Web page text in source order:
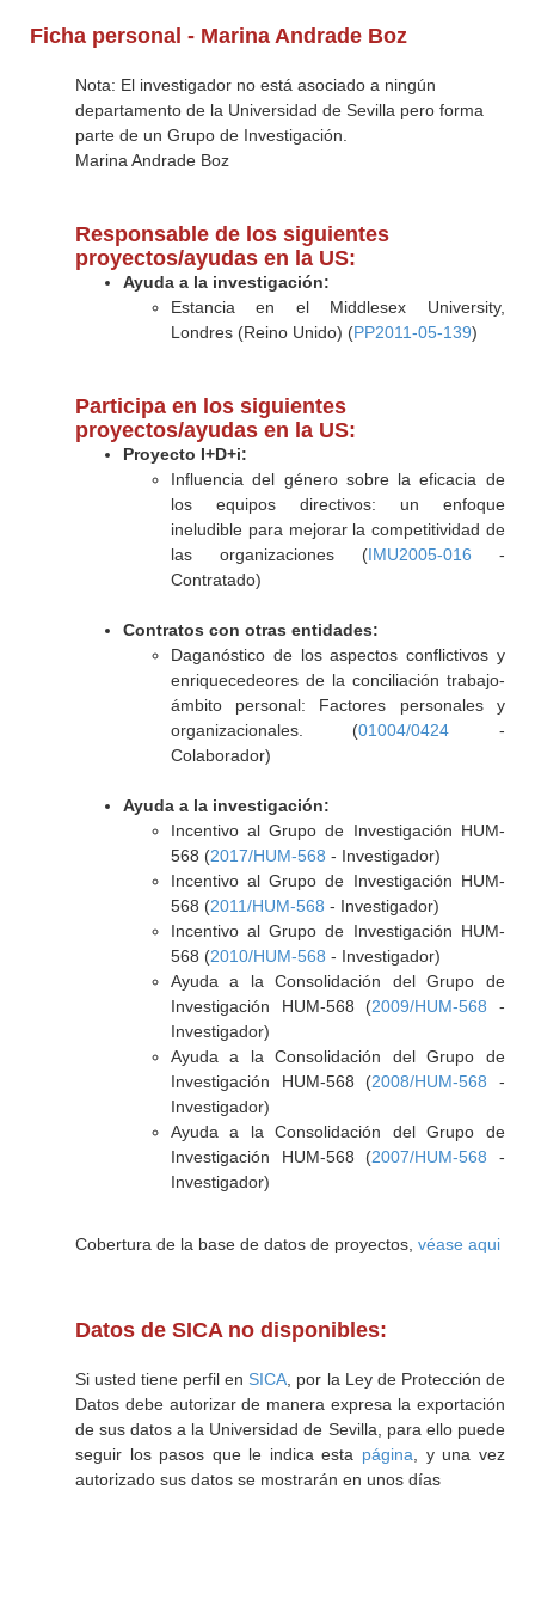
Ficha personal - Marina Andrade Boz
Nota: El investigador no está asociado a ningún
departamento de la Universidad de Sevilla pero forma
parte de un Grupo de Investigación.
Marina Andrade Boz
Responsable de los siguientes
proyectos/ayudas en la US:
Ayuda a la investigación:
Estancia en el Middlesex University,
Londres (Reino Unido) (PP2011-05-139)
Participa en los siguientes
proyectos/ayudas en la US:
Proyecto I+D+i:
Influencia del género sobre la eficacia de
los equipos directivos: un enfoque
ineludible para mejorar la competitividad de
las organizaciones (IMU2005-016 -
Contratado)
Contratos con otras entidades:
Daganóstico de los aspectos conflictivos y
enriquecedeores de la conciliación trabajo-
ámbito personal: Factores personales y
organizacionales. (01004/0424 -
Colaborador)
Ayuda a la investigación:
Incentivo al Grupo de Investigación HUM-
568 (2017/HUM-568 - Investigador)
Incentivo al Grupo de Investigación HUM-
568 (2011/HUM-568 - Investigador)
Incentivo al Grupo de Investigación HUM-
568 (2010/HUM-568 - Investigador)
Ayuda a la Consolidación del Grupo de
Investigación HUM-568 (2009/HUM-568 -
Investigador)
Ayuda a la Consolidación del Grupo de
Investigación HUM-568 (2008/HUM-568 -
Investigador)
Ayuda a la Consolidación del Grupo de
Investigación HUM-568 (2007/HUM-568 -
Investigador)
Cobertura de la base de datos de proyectos, véase aqui
Datos de SICA no disponibles:
Si usted tiene perfil en SICA , por la Ley de Protección de
Datos debe autorizar de manera expresa la exportación
de sus datos a la Universidad de Sevilla, para ello puede
seguir los pasos que le indica esta página , y una vez
autorizado sus datos se mostrarán en unos días